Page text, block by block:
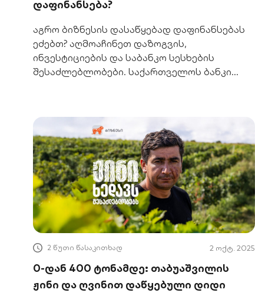
დაფინანსება?
აგრო ბიზნესის დასაწყებად დაფინანსებას
ეძებთ? აღმოაჩინეთ დაზოგვის,
ინვესტიციების და საბანკო სესხების
შესაძლებლობები. საქართველოს ბანკი
2 წუთი წასაკითხად 2 ოქტ. 2025
0-დან 400 ტონამდე: თაბუაშვილის
ჟინი და ღვინით დაწყებული დიდი